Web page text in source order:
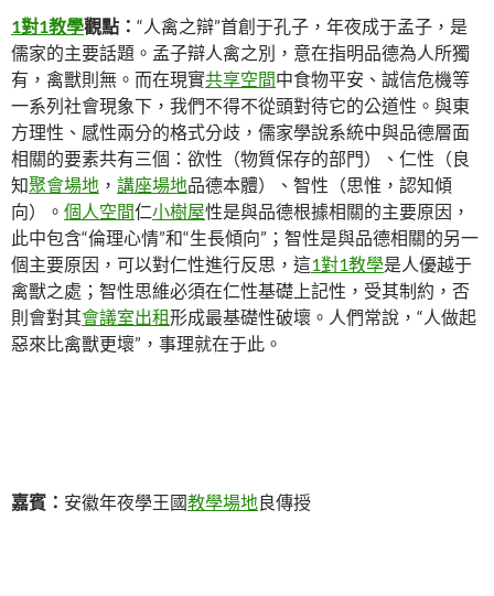
1對1教學觀點： “人禽之辯”首創于孔子，年夜成于孟子，是
儒家的主要話題。孟子辯人禽之別，意在指明品德為人所獨
有，禽獸則無。而在現實共享空間中食物平安、誠信危機等
一系列社會現象下，我們不得不從頭對待它的公道性。與東
方理性、感性兩分的格式分歧，儒家學說系統中與品德層面
相關的要素共有三個：欲性（物質保存的部門）、仁性（良
知聚會場地 ， 講座場地品德本體）、智性（思惟，認知傾
向）。 個人空間仁小樹屋性是與品德根據相關的主要原因，
此中包含“倫理心情”和“生長傾向”；智性是與品德相關的另一
個主要原因，可以對仁性進行反思，這1對1教學是人優越于
禽獸之處；智性思維必須在仁性基礎上記性，受其制約，否
則會對其會議室出租形成最基礎性破壞。人們常說，“人做起
惡來比禽獸更壞”，事理就在于此。
嘉賓： 安徽年夜學王國教學場地良傳授